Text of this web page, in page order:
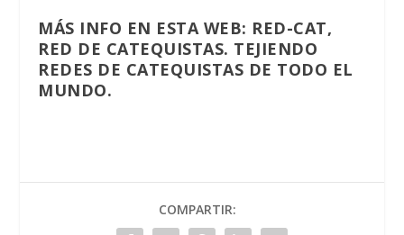
MÁS INFO EN ESTA WEB: RED-CAT,
RED DE CATEQUISTAS. TEJIENDO
REDES DE CATEQUISTAS DE TODO EL
MUNDO.
COMPARTIR: